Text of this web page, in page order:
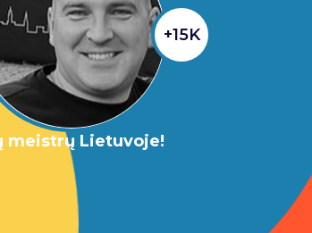
+15K
meistrų Lietuvoje!